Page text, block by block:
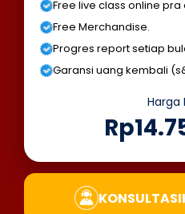
Free live class online
Free Merchandise.
Progres report setiap
Garansi uang kembali
Harga